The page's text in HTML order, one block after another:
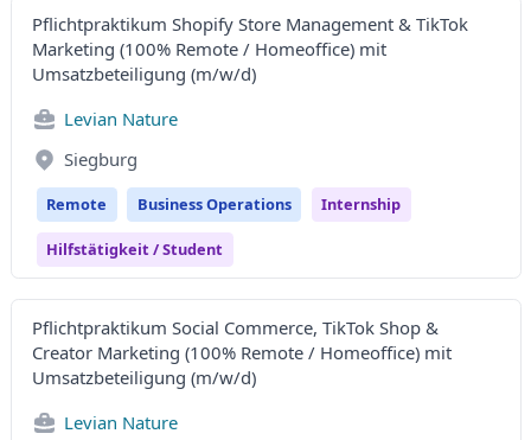
Pflichtpraktikum Shopify Store Management & TikTok
Marketing (100% Remote / Homeoffice) mit
Umsatzbeteiligung (m/w/d)
Levian Nature
Siegburg
Remote Business Operations Internship
Hilfstätigkeit / Student
Pflichtpraktikum Social Commerce, TikTok Shop &
Creator Marketing (100% Remote / Homeoffice) mit
Umsatzbeteiligung (m/w/d)
Levian Nature